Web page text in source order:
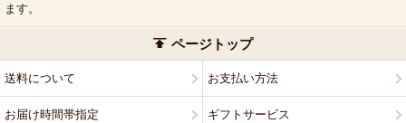
ます。
ページトップ
送料について お支払い方法
お届け時間帯指定 ギフトサービス